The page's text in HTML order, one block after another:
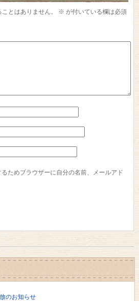
とはありません。 ※ が付いている欄は必須
ためブラウザーに自分の名前、メールアド
のお知らせ